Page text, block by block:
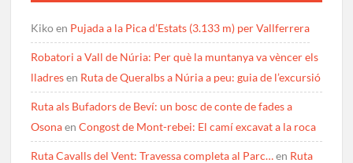
Kikoen Pujada a la Pica d’Estats (3.133 m) per Vallferrera
Robatori a Vall de Núria: Per què la muntanya va vèncer els
lladresen Ruta de Queralbs a Núria a peu: guia de l’excursió
Ruta als Bufadors de Beví: un bosc de conte de fades a
OsonaenCongost de Mont-rebei: El camí excavat a la roca
Ruta Cavalls del Vent: Travessa completa al Parc…en Ruta